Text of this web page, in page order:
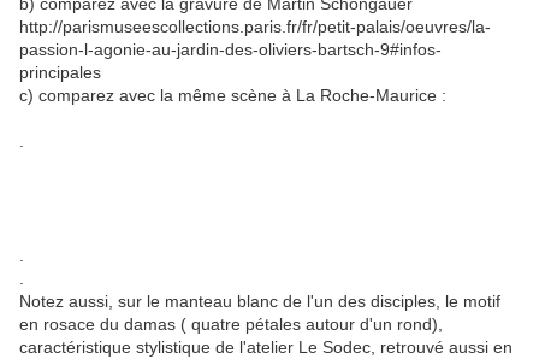
http://parismuseescollections.paris.fr/fr/petit-palais/oeuvres/la-
passion-l-agonie-au-jardin-des-oliviers-bartsch-9#infos-
principales
c) comparez avec la même scène à La Roche-Maurice :
Notez aussi, sur le manteau blanc de l'un des disciples, le motif
en rosace du damas ( quatre pétales autour d'un rond),
caractéristique stylistique de l'atelier Le Sodec, retrouvé aussi en